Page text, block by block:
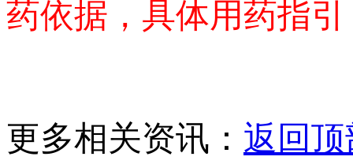
药依据，具体用药指
更多相关资讯： 返回顶